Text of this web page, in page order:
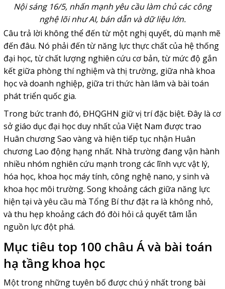
Nội sáng 16/5, nhấn mạnh yêu cầu làm chủ các công
nghệ lõi như AI, bán dẫn và dữ liệu lớn.
Câu trả lời không thể đến từ một nghị quyết, dù mạnh mẽ
đến đâu. Nó phải đến từ năng lực thực chất của hệ thống
đại học, từ chất lượng nghiên cứu cơ bản, từ mức độ gắn
kết giữa phòng thí nghiệm và thị trường, giữa nhà khoa
học và doanh nghiệp, giữa tri thức hàn lâm và bài toán
phát triển quốc gia.
Trong bức tranh đó, ĐHQGHN giữ vị trí đặc biệt. Đây là cơ
sở giáo dục đại học duy nhất của Việt Nam được trao
Huân chương Sao vàng và hiện tiếp tục nhận Huân
chương Lao động hạng nhất. Nhà trường đang vận hành
nhiều nhóm nghiên cứu mạnh trong các lĩnh vực vật lý,
hóa học, khoa học máy tính, công nghệ nano, y sinh và
khoa học môi trường. Song khoảng cách giữa năng lực
hiện tại và yêu cầu mà Tổng Bí thư đặt ra là không nhỏ,
và thu hẹp khoảng cách đó đòi hỏi cả quyết tâm lẫn
nguồn lực đột phá.
Mục tiêu top 100 châu Á và bài toán
hạ tầng khoa học
Một trong những tuyên bố được chú ý nhất trong bài